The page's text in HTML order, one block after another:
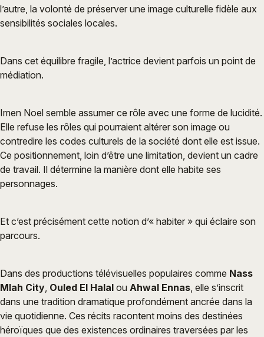
l’autre, la volonté de préserver une image culturelle fidèle aux
sensibilités sociales locales.
Dans cet équilibre fragile, l’actrice devient parfois un point de
médiation.
Imen Noel semble assumer ce rôle avec une forme de lucidité.
Elle refuse les rôles qui pourraient altérer son image ou
contredire les codes culturels de la société dont elle est issue.
Ce positionnement, loin d’être une limitation, devient un cadre
de travail. Il détermine la manière dont elle habite ses
personnages.
Et c’est précisément cette notion d’« habiter » qui éclaire son
parcours.
Dans des productions télévisuelles populaires comme Nass
Mlah City, Ouled El Halal ou Ahwal Ennas, elle s’inscrit
dans une tradition dramatique profondément ancrée dans la
vie quotidienne. Ces récits racontent moins des destinées
héroïques que des existences ordinaires traversées par les